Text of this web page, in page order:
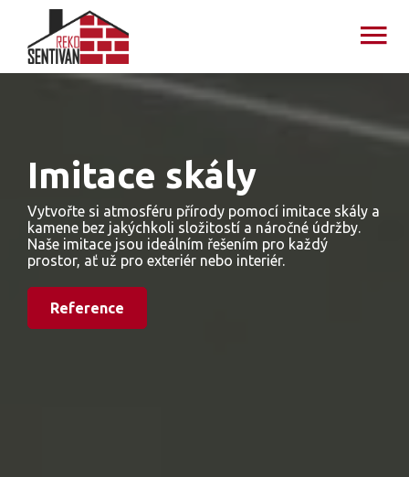
Imitace skály
Vytvořte si atmosféru přírody pomocí imitace skály a
kamene bez jakýchkoli složitostí a náročné údržby.
Naše imitace jsou ideálním řešením pro každý
prostor, ať už pro exteriér nebo interiér.
Reference